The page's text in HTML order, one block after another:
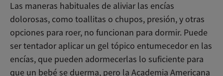
Las maneras habituales de aliviar las encías
dolorosas, como toallitas o chupos, presión, y otras
opciones para roer, no funcionan para dormir. Puede
ser tentador aplicar un gel tópico entumecedor en las
encías, que pueden adormecerlas lo suficiente para
que un bebé se duerma, pero la Academia Americana